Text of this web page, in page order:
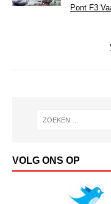
Pont F3
VOLG ONS OP